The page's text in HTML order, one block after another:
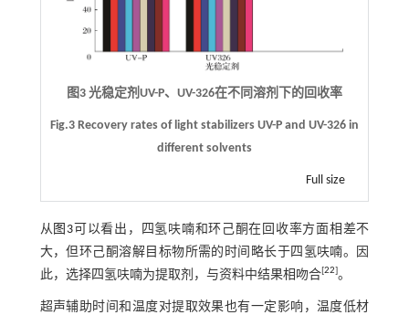
图3 光稳定剂UV-P、UV-326在不同溶剂下的回收率
Fig.3 Recovery rates of light stabilizers UV-P and UV-326 in
different solvents
Full size
从 图3 可以看出，四氢呋喃和环己酮在回收率方面相差不
大，但环己酮溶解目标物所需的时间略长于四氢呋喃。因
此，选择四氢呋喃为提取剂，与资料中结果相吻合[22]。
超声辅助时间和温度对提取效果也有一定影响，温度低材